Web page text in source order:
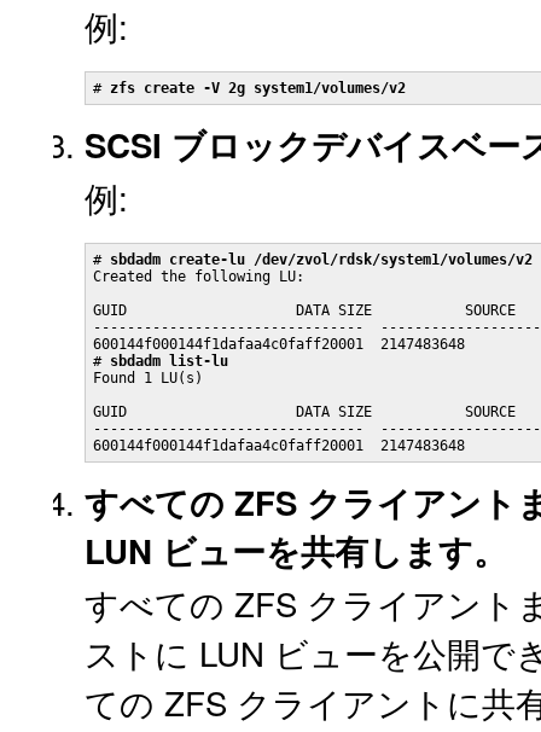
例:
# zfs create -V 2g system1/volumes/v2
SCSI ブロックデバイスベー
例:
# sbdadm create-lu /dev/zvol/rdsk/system1/volumes/v2
Created the following LU:
GUID                    DATA SIZE           SOURCE
--------------------------------
600144f000144f1dafaa4c0faff20001  2147483648
# sbdadm list-lu
Found 1 LU(s)
GUID                    DATA SIZE           SOURCE
--------------------------------
600144f000144f1dafaa4c0faff20001  2147483648
すべての ZFS クライアント
LUN ビューを共有します。
すべての ZFS クライアント
ストに LUN ビューを公開で
ての ZFS クライアントに共